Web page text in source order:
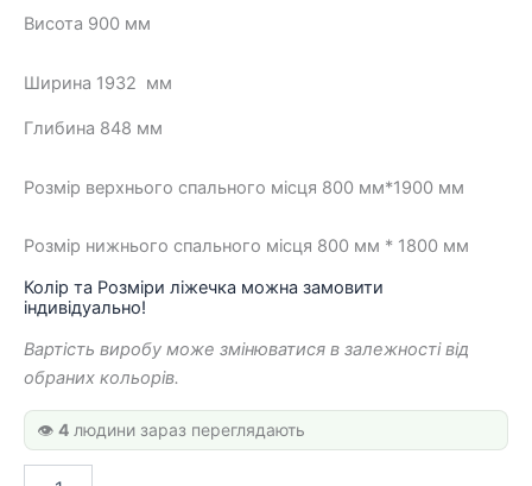
Висота 900 мм
Ширина 1932 мм
Глибина 848 мм
Розмір верхнього спального місця 800 мм*1900 мм
Розмір нижнього спального місця 800 мм * 1800 мм
Колір та Розміри ліжечка можна замовити
індивідуально!
Вартість виробу може змінюватися в залежності від
обраних кольорів.
👁️ 4 людини зараз переглядають